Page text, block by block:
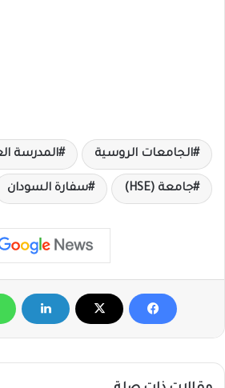
الجامعات الروسية المدرسة
جامعة (HSE) سفارة السودان